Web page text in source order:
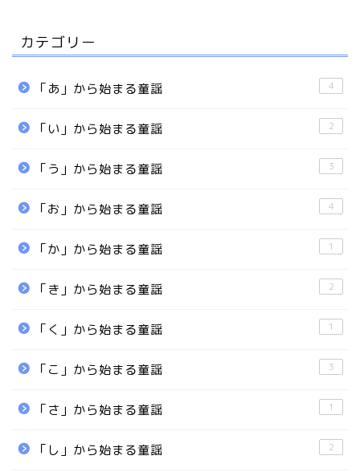
カテゴリー
「あ」から始まる童謡 4
「い」から始まる童謡 2
「う」から始まる童謡 3
「お」から始まる童謡 4
「か」から始まる童謡 1
「き」から始まる童謡 2
「く」から始まる童謡 1
「こ」から始まる童謡 3
「さ」から始まる童謡 1
「し」から始まる童謡 2